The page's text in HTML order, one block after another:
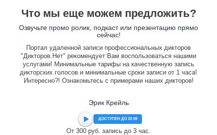
Что мы еще можем предложить?
Озвучьте промо ролик, подкаст или презентацию прямо
сейчас!
Портал удаленной записи профессиональных дикторов
"Дикторов.Нет" рекомендует Вам воспользоваться нашими
услугами! Минимальные тарифы на качественную запись
дикторских голосов и минимальные сроки записи от 1 часа!
Интересно?! Ознакомьтесь с примерами наших дикторов!
Эрик Крейль
ДОСТУПЕН ДО 23:59
От 300 руб. запись до 3 час.